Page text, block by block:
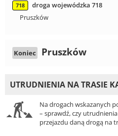
718
droga wojewódzka 718
Pruszków
Koniec Pruszków
UTRUDNIENIA NA TRASIE
Na drogach wskazanych
– sprawdź, czy
przejazdu daną drogą na